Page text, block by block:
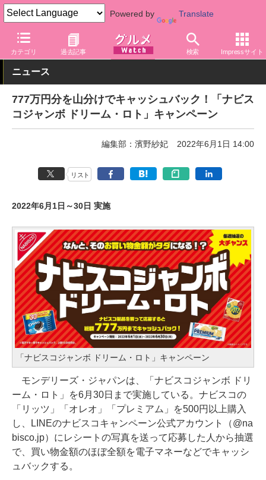
Powered by Translate
カテゴリ 過去記事 検索 Impressサイト
グルメ Watch 菓子・スイーツ クッキー・焼き菓子
ニュース
777万円分を山分けでキャッシュバック！「ナビス
コジャンボ ドリーム・ロト」キャンペーン
編集部：濱野紗妃 2022年6月1日 14:00
リスト
2022年6月1日～30日 実施
「ナビスコジャンボ ドリーム・ロト」キャンペーン
モンデリーズ・ジャパンは、「ナビスコジャンボ ドリ
ーム・ロト」を6月30日まで実施している。ナビスコの
「リッツ」「オレオ」「プレミアム」を500円以上購入
し、LINEのナビスコキャンペーン公式アカウント（@na
bisco.jp）にレシートの写真を送って応募した人から抽選
で、買い物金額のほぼ全額を電子マネーなどでキャッシ
ュバックする。